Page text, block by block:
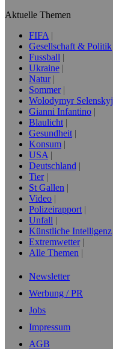
Aktuelle Themen
FIFA
Gesellschaft & Politik
Fussball
Ukraine
Natur
Sommer
Wolodymyr Selenskyj
Gianni Infantino
Blaulicht
Gesundheit
Konsum
USA
Deutschland
Tier
St Gallen
Video
Polizeirapport
Unfall
Künstliche Intelligenz
Extremwetter
Alle Themen
Newsletter
Werbung / PR
Jobs
Impressum
AGB